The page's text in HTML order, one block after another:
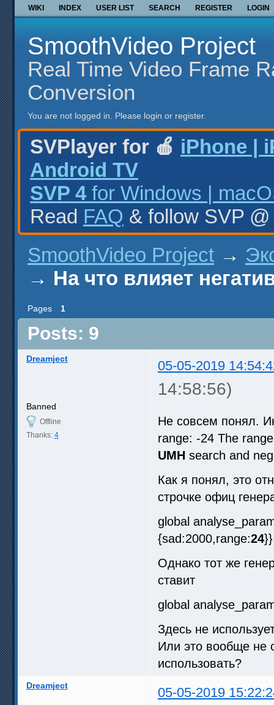
WIKI INDEX USER LIST SEARCH REGISTER LOGIN
SmoothVideo Project
Real Time Video Frame
Conversion
You are not logged in. Please login or register.
SVPlayer for 🍎 iPhone |
Android TV
SVP 4 for Windows |
Read FAQ & follow SVP
SmoothVideo Project →
→ На что влияет
Pages 1
Posts: 9
Dreamject 05-05-2019
14:58:56)
Banned
Offline
Thanks: 4
Не совсем понял.
range: -24 The
UMH search and
Как я понял, это
строчке офиц
global
{sad:2000,range:24
Однако тот же
ставит
global
Здесь не
Или это вообще не
использовать?
Dreamject 05-05-2019